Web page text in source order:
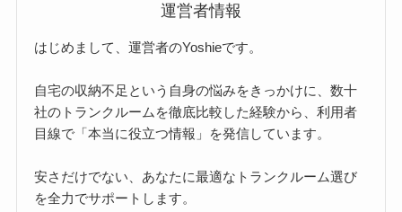
運営者情報
はじめまして、運営者のYoshieです。
自宅の収納不足という自身の悩みをきっかけに、数十
社のトランクルームを徹底比較した経験から、利用者
目線で「本当に役立つ情報」を発信しています。
安さだけでない、あなたに最適なトランクルーム選び
を全力でサポートします。